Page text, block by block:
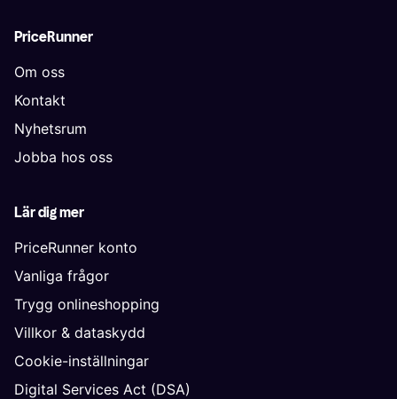
PriceRunner
Om oss
Kontakt
Nyhetsrum
Jobba hos oss
Lär dig mer
PriceRunner konto
Vanliga frågor
Trygg onlineshopping
Villkor & dataskydd
Cookie-inställningar
Digital Services Act (DSA)